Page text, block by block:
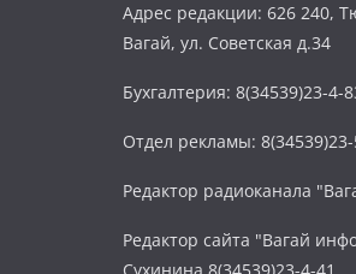
Адрес редакции: 626 240,
Вагай, ул. Советская д.34
Бухгалтерия: 8(34539)23-4-
Отдел рекламы:
Редактор радиоканала
Редактор сайта "Вагай